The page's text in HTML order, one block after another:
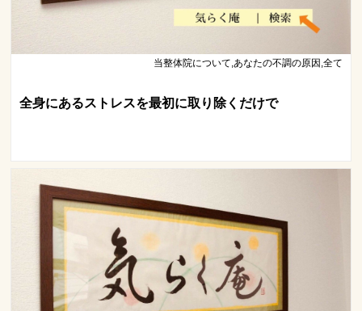
当整体院について,あなたの不調の原因,全て
全身にあるストレスを最初に取り除くだけで